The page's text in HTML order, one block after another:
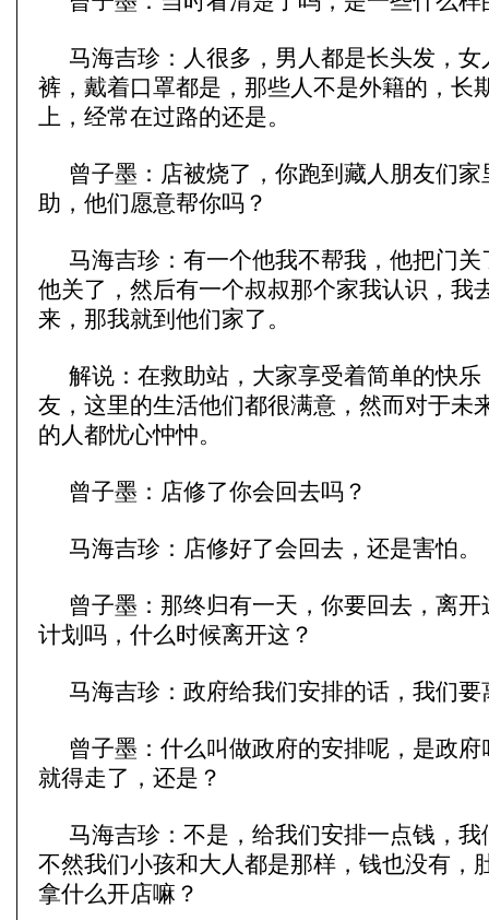
马海吉珍：人很多，男人都是长头发，
裤，戴着口罩都是，那些人不是外籍的，长
上，经常在过路的还是。
曾子墨：店被烧了，你跑到藏人朋友们
助，他们愿意帮你吗？
马海吉珍：有一个他我不帮我，他把门
他关了，然后有一个叔叔那个家我认识，我
来，那我就到他们家了。
解说： 在救助站，大家享受着简单的快乐
友，这里的生活他们都很满意，然而对于未
的人都忧心忡忡。
曾子墨：店修了你会回去吗？
马海吉珍：店修好了会回去，还是害怕。
曾子墨：那终归有一天，你要回去，离
计划吗，什么时候离开这？
马海吉珍：政府给我们安排的话，我们要
曾子墨：什么叫做政府的安排呢，是政
就得走了，还是？
马海吉珍：不是，给我们安排一点钱，
不然我们小孩和大人都是那样，钱也没有，
拿什么开店嘛？